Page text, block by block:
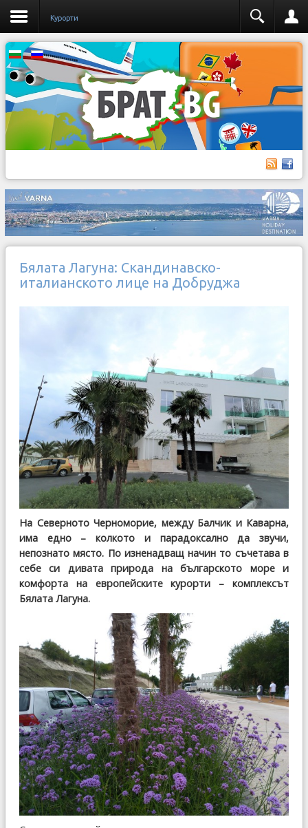
Курорти
Бялата Лагуна: Скандинавско-
италианското лице на Добруджа
На Северното Черноморие, между Балчик и Каварна,
има едно – колкото и парадоксално да звучи,
непознато място. По изненадващ начин то съчетава в
себе си дивата природа на българското море и
комфорта на европейските курорти – комплексът
Бялата Лагуна.